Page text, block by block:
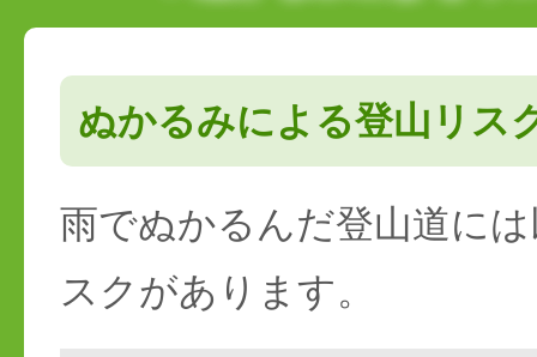
ぬかるみによる登山リス
雨でぬかるんだ登山道に
スクがあります。